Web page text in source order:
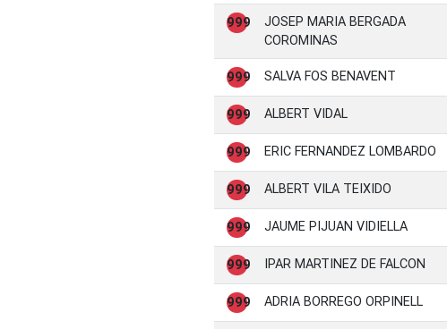
999
JOSEP MARIA BERGADA
COROMINAS
999 SALVA FOS BENAVENT
999 ALBERT VIDAL
999 ERIC FERNANDEZ LOMBARDO
999 ALBERT VILA TEIXIDO
999 JAUME PIJUAN VIDIELLA
999 IPAR MARTINEZ DE FALCON
999 ADRIA BORREGO ORPINELL